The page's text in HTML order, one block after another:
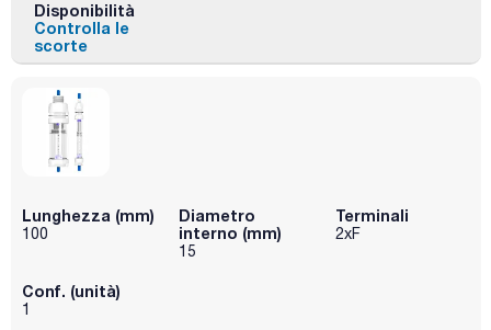
Disponibilità
Controlla le
scorte
Lunghezza (mm)
100
Diametro
interno (mm)
15
Terminali
2xF
Conf. (unità)
1